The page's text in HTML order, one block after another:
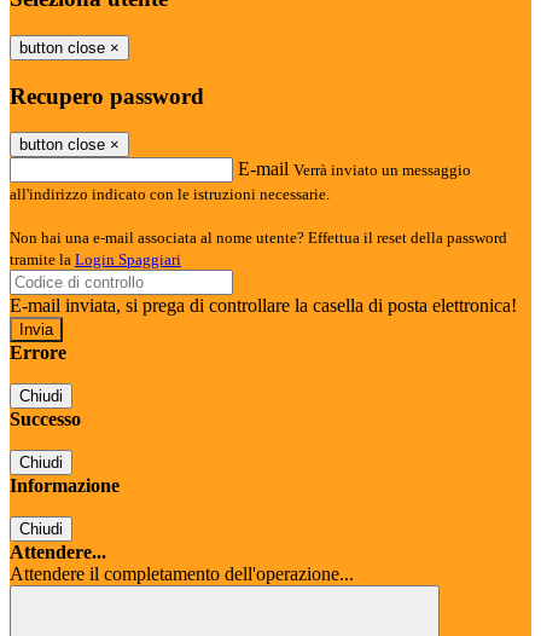
button close ×
Recupero password
button close ×
E-mail Verrà inviato un messaggio
all'indirizzo indicato con le istruzioni necessarie.
Non hai una e-mail associata al nome utente? Effettua il reset della password
tramite la Login Spaggiari
E-mail inviata, si prega di controllare la casella di posta elettronica!
Errore
Chiudi
Successo
Chiudi
Informazione
Chiudi
Attendere...
Attendere il completamento dell'operazione...